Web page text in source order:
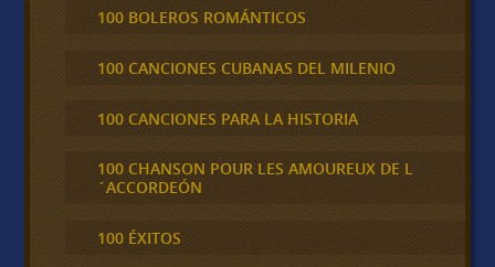
100 BOLEROS ROMÁNTICOS
100 CANCIONES CUBANAS DEL MILENIO
100 CANCIONES PARA LA HISTORIA
100 CHANSON POUR LES AMOUREUX DE L
´ACCORDEÓN
100 ÉXITOS